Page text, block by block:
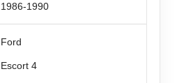
1986-1990
Ford
Escort 4